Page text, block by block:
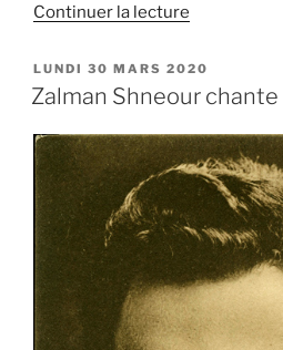
Continuer la lecture
mit
alemen
programme
de
séminaires
virtuels
yiddish »
PUBLIÉ
LE
LUNDI 30 MARS 2020
Zalman Shneour chante